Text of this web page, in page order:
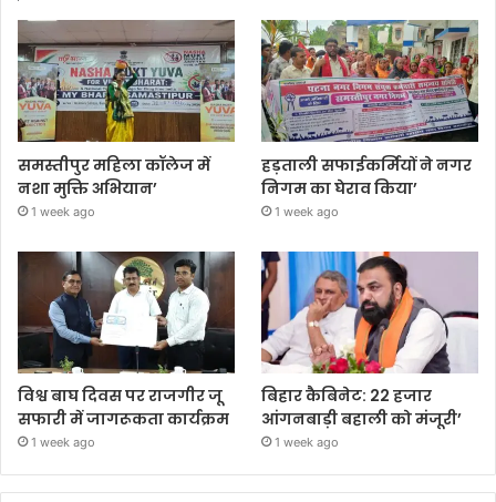
समस्तीपुर महिला कॉलेज में
नशा मुक्ति अभियान’
1 week ago
हड़ताली सफाईकर्मियों ने नगर
निगम का घेराव किया’
1 week ago
विश्व बाघ दिवस पर राजगीर जू
सफारी में जागरूकता कार्यक्रम
1 week ago
बिहार कैबिनेट: 22 हजार
आंगनबाड़ी बहाली को मंजूरी’
1 week ago